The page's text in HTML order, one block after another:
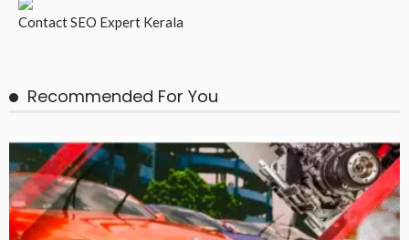
ContactSEO Expert Kerala
Recommended For You